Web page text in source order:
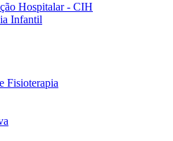
Hospitalar - CIH
Infantil
Fisioterapia